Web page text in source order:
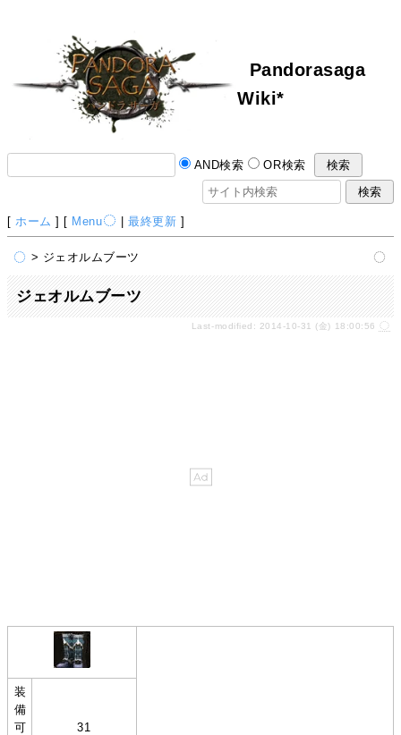
Pandorasaga
Wiki*
AND検索 OR検索
[ ホーム ] [ Menu |最終更新 ]
> ジェオルムブーツ
ジェオルムブーツ
Last-modified: 2014-10-31 (金) 18:00:56
装
備
可
31